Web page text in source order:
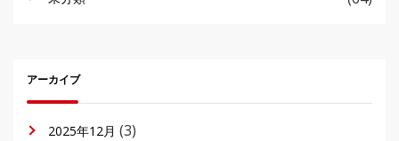
アーカイブ
2025年12月 (3)